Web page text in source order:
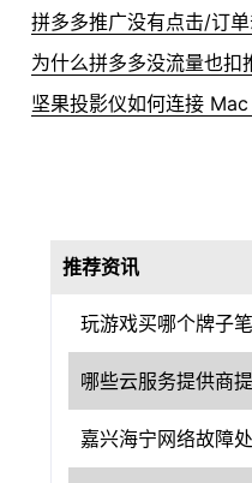
拼多多推广没有点击/订
为什么拼多多没流量也扣
坚果投影仪如何连接 Mac
推荐资讯
玩游戏买哪个牌子
哪些云服务提供商
嘉兴海宁网络故障